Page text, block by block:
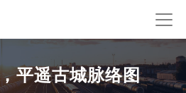
平遥古城脉络图